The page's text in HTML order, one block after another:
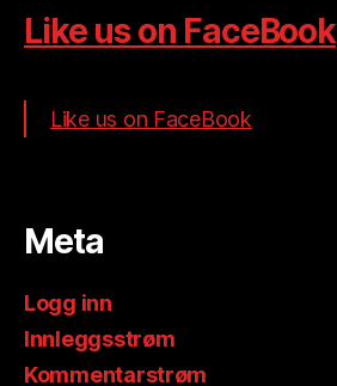
Like us on FaceBook
Like us on FaceBook
Meta
Logg inn
Innleggsstrøm
Kommentarstrøm